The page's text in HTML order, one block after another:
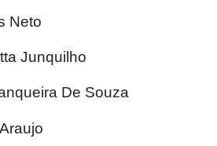
Neto
Junquilho
De Souza